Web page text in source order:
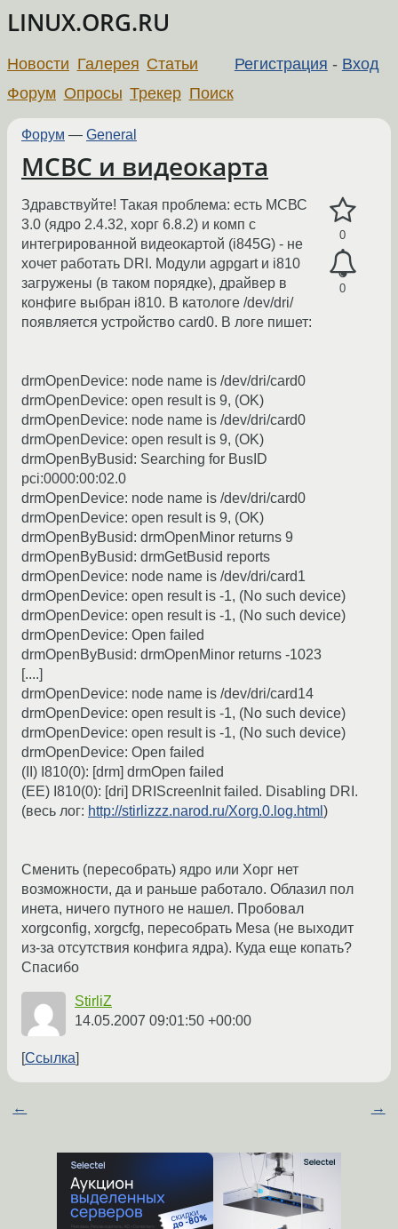
LINUX.ORG.RU
Регистрация - Вход
Новости Галерея Статьи
Форум Опросы Трекер Поиск
Форум — General
МСВС и видеокарта
0
0
Здравствуйте! Такая проблема: есть МСВС
3.0 (ядро 2.4.32, хорг 6.8.2) и комп с
интегрированной видеокартой (i845G) - не
хочет работать DRI. Модули agpgart и i810
загружены (в таком порядке), драйвер в
конфиге выбран i810. В катологе /dev/dri/
появляется устройство card0. В логе пишет:
drmOpenDevice: node name is /dev/dri/card0
drmOpenDevice: open result is 9, (OK)
drmOpenDevice: node name is /dev/dri/card0
drmOpenDevice: open result is 9, (OK)
drmOpenByBusid: Searching for BusID
pci:0000:00:02.0
drmOpenDevice: node name is /dev/dri/card0
drmOpenDevice: open result is 9, (OK)
drmOpenByBusid: drmOpenMinor returns 9
drmOpenByBusid: drmGetBusid reports
drmOpenDevice: node name is /dev/dri/card1
drmOpenDevice: open result is -1, (No such device)
drmOpenDevice: open result is -1, (No such device)
drmOpenDevice: Open failed
drmOpenByBusid: drmOpenMinor returns -1023
[....]
drmOpenDevice: node name is /dev/dri/card14
drmOpenDevice: open result is -1, (No such device)
drmOpenDevice: open result is -1, (No such device)
drmOpenDevice: Open failed
(II) I810(0): [drm] drmOpen failed
(EE) I810(0): [dri] DRIScreenInit failed. Disabling DRI.
(весь лог: http://stirlizzz.narod.ru/Xorg.0.log.html )
Сменить (пересобрать) ядро или Хорг нет
возможности, да и раньше работало. Облазил пол
инета, ничего путного не нашел. Пробовал
xorgconfig, xorgcfg, пересобрать Mesa (не выходит
из-за отсутствия конфига ядра). Куда еще копать?
Спасибо
StirliZ
14.05.2007 09:01:50 +00:00
Ссылка
← →